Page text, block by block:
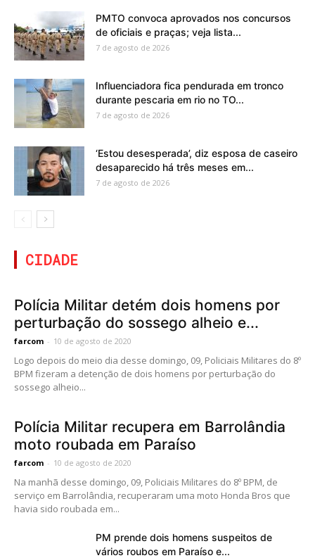
PMTO convoca aprovados nos concursos
de oficiais e praças; veja lista...
7 de agosto de 2026
Influenciadora fica pendurada em tronco
durante pescaria em rio no TO...
7 de agosto de 2026
‘Estou desesperada’, diz esposa de caseiro
desaparecido há três meses em...
7 de agosto de 2026
CIDADE
Polícia Militar detém dois homens por
perturbação do sossego alheio e...
farcom - 10 de agosto de 2020
Logo depois do meio dia desse domingo, 09, Policiais Militares do 8º
BPM fizeram a detenção de dois homens por perturbação do
sossego alheio...
Polícia Militar recupera em Barrolândia
moto roubada em Paraíso
farcom - 10 de agosto de 2020
Na manhã desse domingo, 09, Policiais Militares do 8º BPM, de
serviço em Barrolândia, recuperaram uma moto Honda Bros que
havia sido roubada em...
PM prende dois homens suspeitos de
vários roubos em Paraíso e...